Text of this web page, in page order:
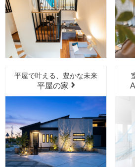
2026年5月 モデルハウス
奈良県 奈良市 モデルハウス OPEN
平屋で叶える、豊かな未来
平屋の家